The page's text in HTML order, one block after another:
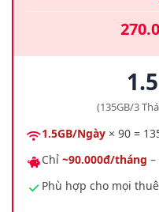
Câu Hỏi Thường
(135GB/3
1.5GB/Ngày × 90 =
Chỉ ~90.000đ/tháng
Phù hợp cho mọi